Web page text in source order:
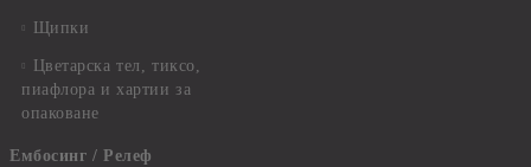
Щипки
Цветарска тел, тиксо,
пиафлора и хартии за
опаковане
Ембосинг / Релеф